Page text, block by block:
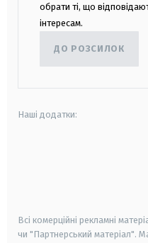
обрати ті, що
інтересам.
ДО РОЗСИЛОК
Наші додатки:
Всі комерційні рекламні
чи "Партнерський матеріал".